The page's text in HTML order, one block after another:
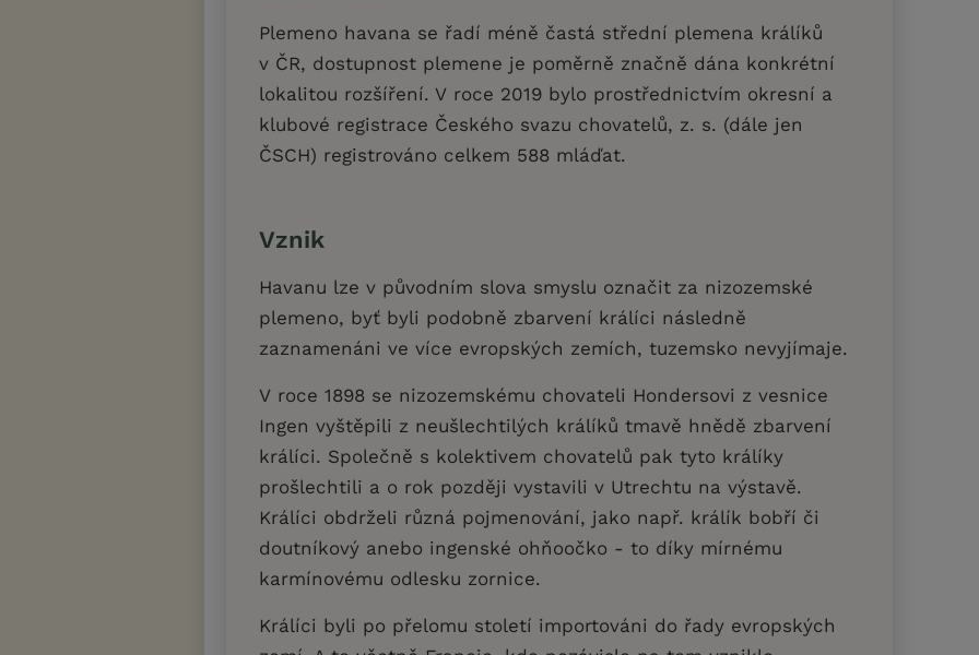
Plemeno havana se řadí méně častá střední plemena králíků
v ČR, dostupnost plemene je poměrně značně dána konkrétní
lokalitou rozšíření. V roce 2019 bylo prostřednictvím okresní a
klubové registrace Českého svazu chovatelů, z. s. (dále jen
ČSCH) registrováno celkem 588 mláďat.
Vznik
Havanu lze v původním slova smyslu označit za nizozemské
plemeno, byť byli podobně zbarvení králíci následně
zaznamenáni ve více evropských zemích, tuzemsko nevyjímaje.
V roce 1898 se nizozemskému chovateli Hondersovi z vesnice
Ingen vyštěpili z neušlechtilých králíků tmavě hnědě zbarvení
králíci. Společně s kolektivem chovatelů pak tyto králíky
prošlechtili a o rok později vystavili v Utrechtu na výstavě.
Králíci obdrželi různá pojmenování, jako např. králík bobří či
doutníkový anebo ingenské ohňoočko - to díky mírnému
karmínovému odlesku zornice.
Králíci byli po přelomu století importováni do řady evropských